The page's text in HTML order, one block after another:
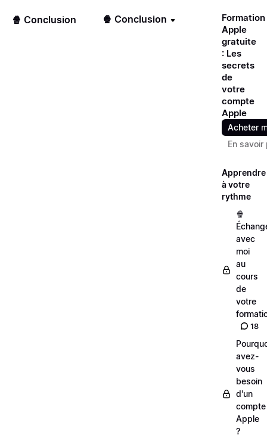
🍿 Conclusion 🍿 Conclusion
Formation
Apple
gratuite
: Les
secrets
de
votre
compte
Apple
Acheter
En savoir
Apprendre
à votre
rythme
🍿
avec
moi
au
cours
de
votre
18
avez-
vous
besoin
d'un
compte
Apple
?